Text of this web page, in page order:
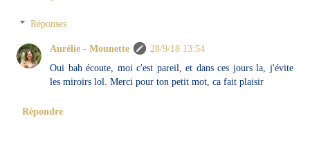
Réponses
Aurélie - Mounette
28/9/18 13:54
Oui bah écoute, moi c'est pareil, et dans ces jours la, j'évite
les miroirs lol. Merci pour ton petit mot, ca fait plaisir
Répondre